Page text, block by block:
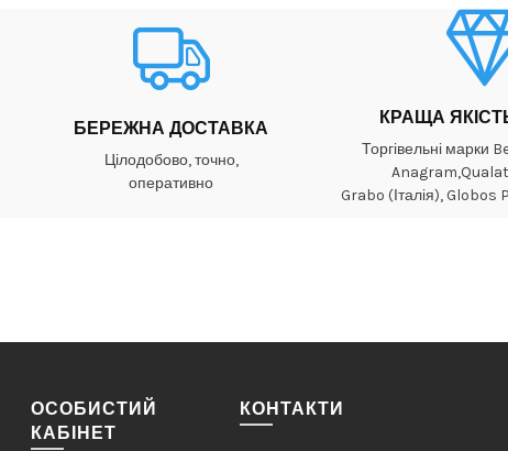
БЕРЕЖНА ДОСТАВКА
Цілодобово, точно,
оперативно
КРАЩА
Торгівельні марки
Grabo (Італія), Globos
ОСОБИСТИЙ
КАБІНЕТ
КОНТАКТИ